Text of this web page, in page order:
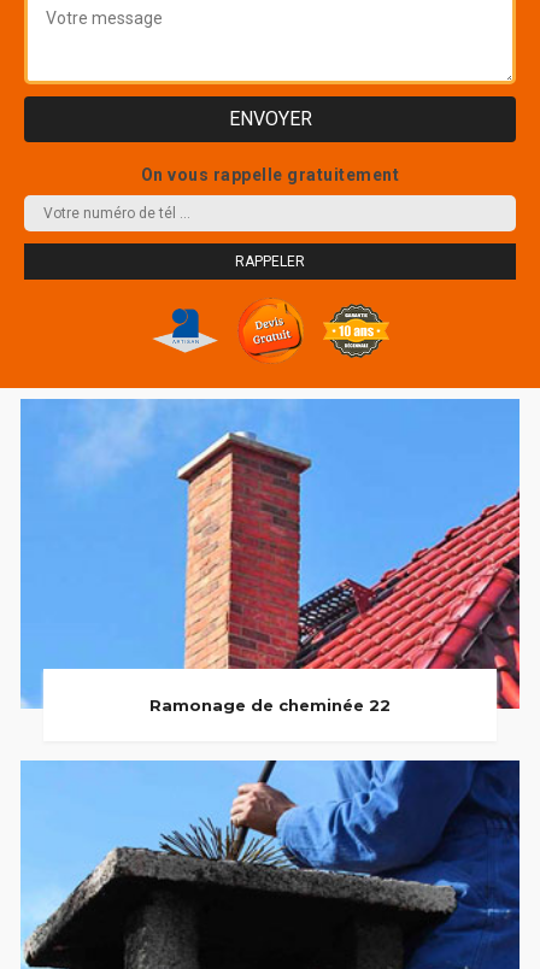
On vous rappelle gratuitement
Ramonage de cheminée 22